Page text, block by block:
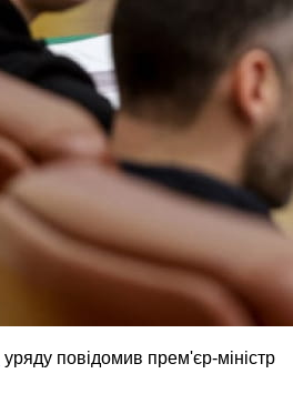
уряду повідомив прем'єр-міністр